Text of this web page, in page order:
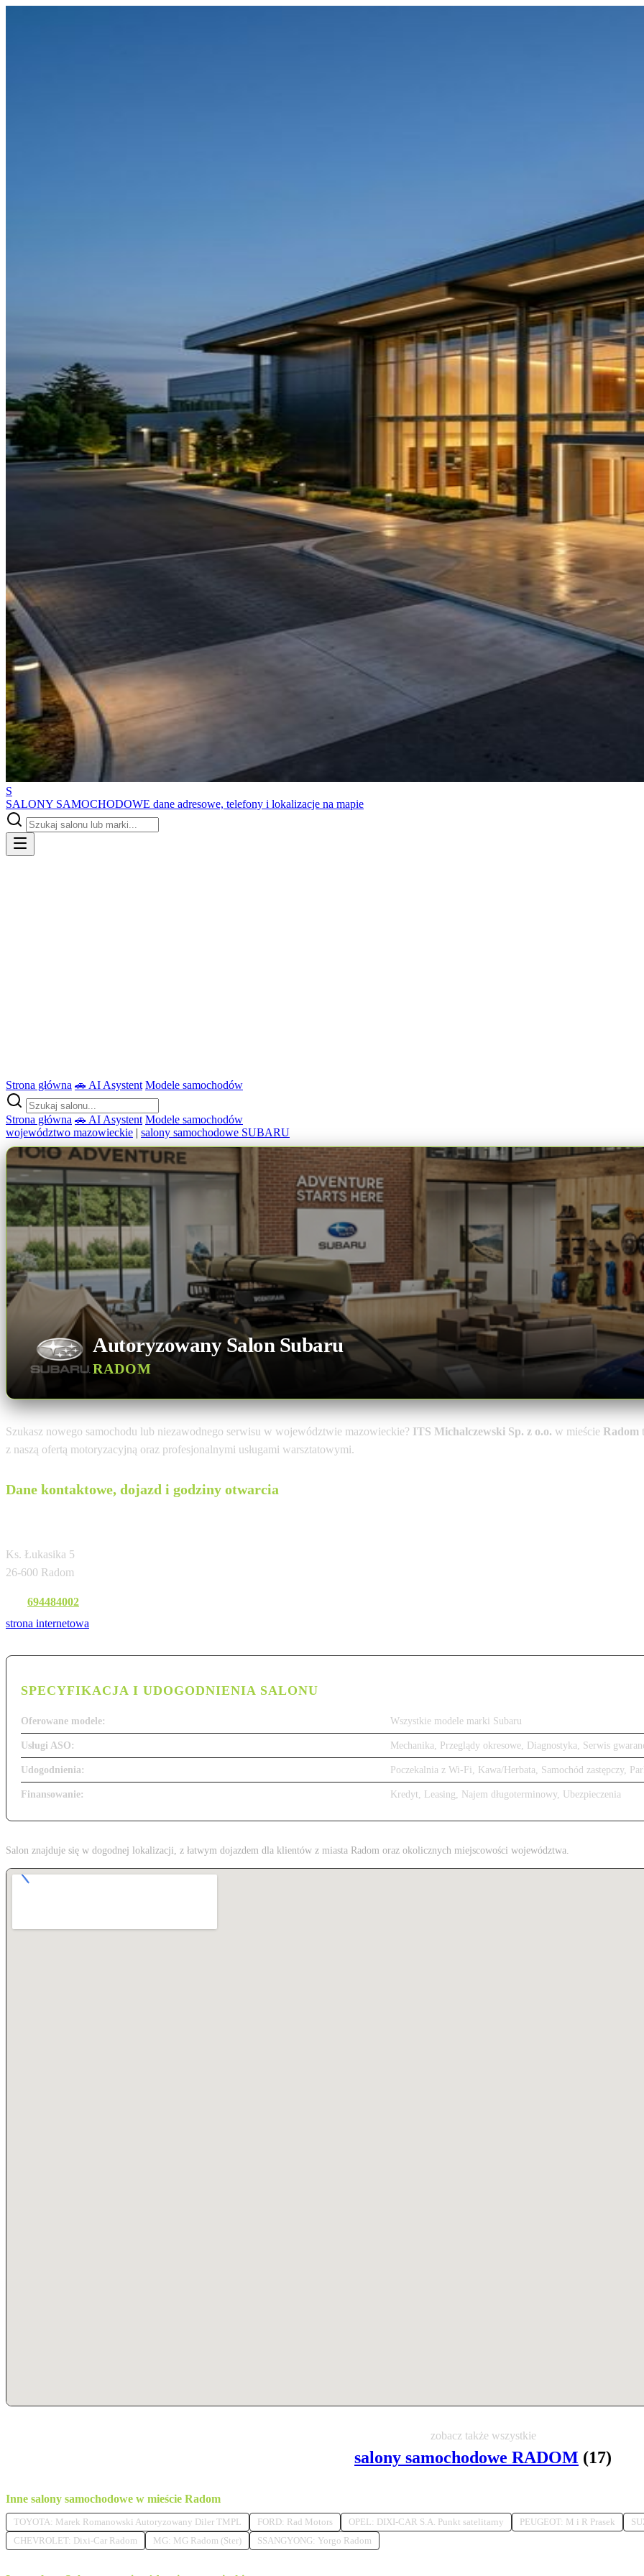
S
SALONY SAMOCHODOWE dane adresowe, telefony i lokalizacje na mapie
Strona główna 🚗 AI Asystent Modele samochodów
Strona główna 🚗 AI Asystent Modele samochodów
województwo mazowieckie | salony samochodowe SUBARU
Autoryzowany Salon Subaru
RADOM
Szukasz nowego samochodu lub niezawodnego serwisu w województwie mazowieckie? ITS Michalczewski Sp. z o.o. w mieście Radom
z naszą ofertą motoryzacyjną oraz profesjonalnymi usługami warsztatowymi.
Dane kontaktowe, dojazd i godziny otwarcia
Ks. Łukasika 5
26-600 Radom
694484002
strona internetowa
SPECYFIKACJA I UDOGODNIENIA SALONU
Oferowane modele: Wszystkie modele marki Subaru
Usługi ASO: Mechanika, Przeglądy okresowe, Diagnostyka, Serwis
Udogodnienia: Poczekalnia z Wi-Fi, Kawa/Herbata, Samochód zastępczy,
Finansowanie: Kredyt, Leasing, Najem długoterminowy, Ubezpieczenia
Salon znajduje się w dogodnej lokalizacji, z łatwym dojazdem dla klientów z miasta Radom oraz okolicznych miejscowości województwa.
zobacz także wszystkie
salony samochodowe RADOM (17)
Inne salony samochodowe w mieście Radom
TOYOTA: Marek Romanowski Autoryzowany Diler TMPL FORD: Rad Motors OPEL: DIXI-CAR S.A. Punkt satelitarny PEUGEOT: M i R Prasek
CHEVROLET: Dixi-Car Radom
MG: MG Radom (Ster) SSANGYONG: Yorgo Radom